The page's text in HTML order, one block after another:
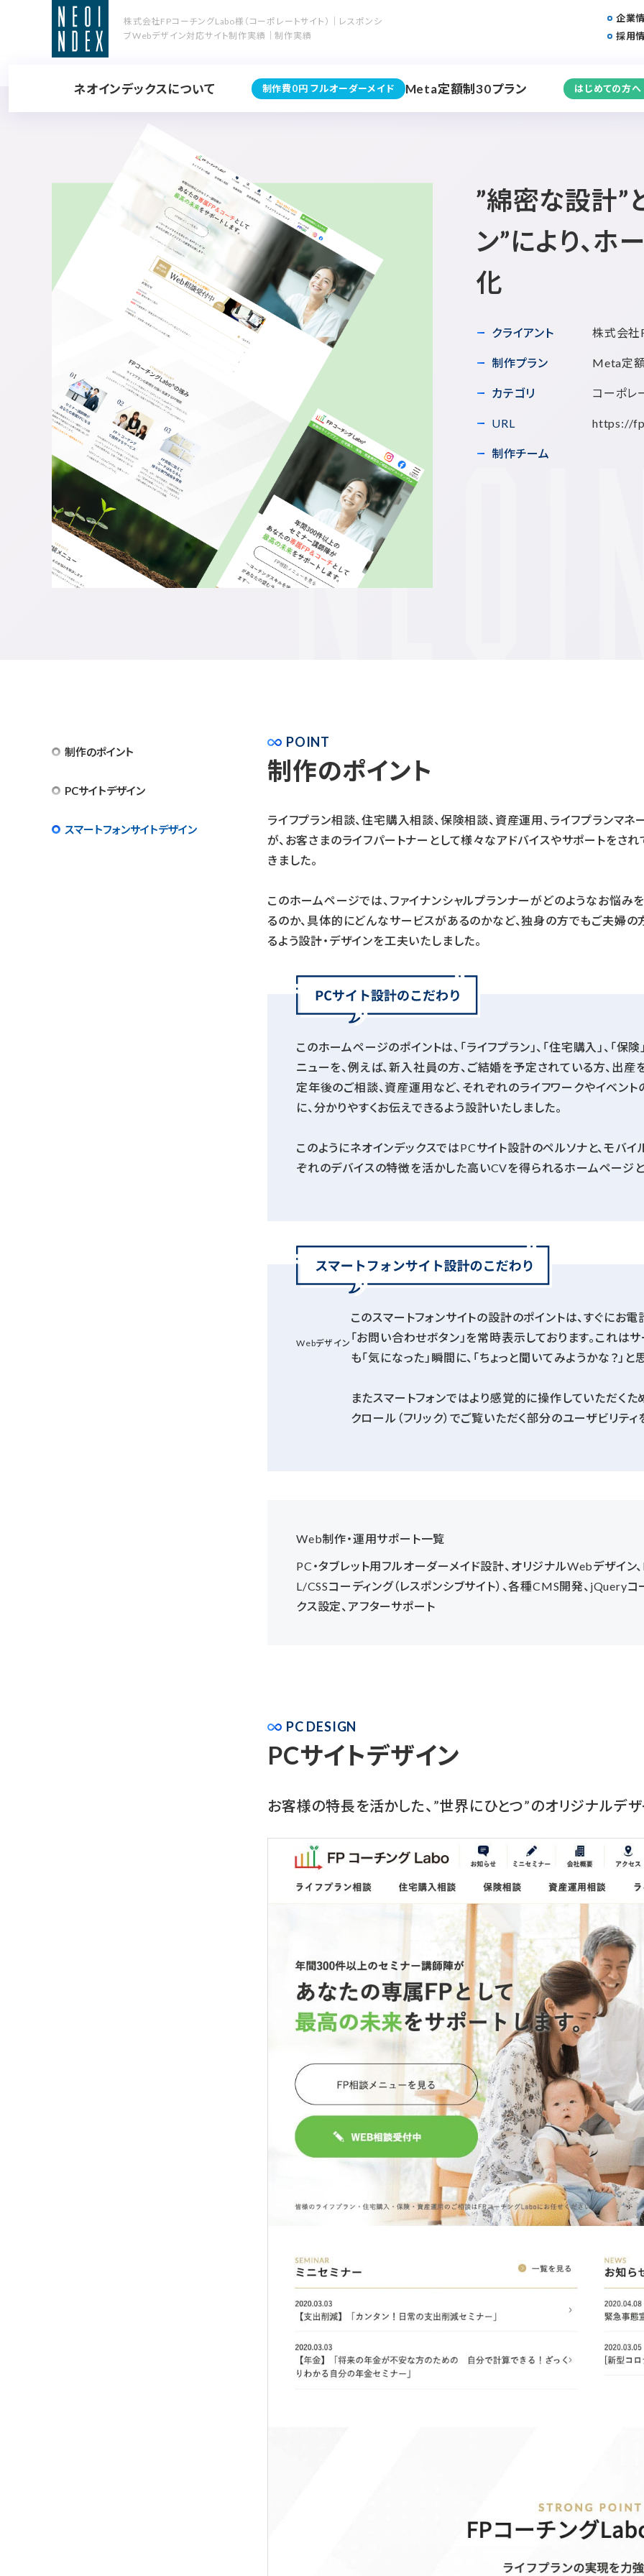
企業
採用
ネオインデックスについて 制作費0円 フルオーダーメイド Meta定額制30プラン はじめての方へ
株式会社FPコーチングLabo様（コーポレートサイト）｜レスポンシ
ブWebデザイン対応サイト制作実績｜制作実績
”綿密な設計”
ン”により、
化
クライアント 株式会社
制作プラン Meta定
カテゴリ コーポレ
URL https://
制作チーム
制作のポイント
PCサイトデザイン
スマートフォンサイトデザイン
POINT
制作のポイント
ライフプラン相談、住宅購入相談、保険相談、資産運用、ライフプランマ
が、お客さまのライフパートナーとして様々なアドバイスやサポートをさ
きました。
このホームページでは、ファイナンシャルプランナーがどのようなお悩み
るのか、具体的にどんなサービスがあるのかなど、独身の方でもご夫婦
るよう設計・デザインを工夫いたしました。
このホームページのポイントは、「ライフプラン」、「住宅購入」、「保
ニューを、例えば、新入社員の方、ご結婚を予定されている方、出
定年後のご相談、資産運用など、それぞれのライフワークやイベン
に、分かりやすくお伝えできるよう設計いたしました。
このようにネオインデックスではPCサイト設計のペルソナと、モバ
ぞれのデバイスの特徴を活かした高いCVを得られるホームページと
Webデザイン
このスマートフォンサイトの設計のポイントは、すぐにお
「お問い合わせボタン」を常時表示しております。これ
も「気になった」瞬間に、「ちょっと聞いてみようかな？」
またスマートフォンではより感覚的に操作していただく
クロール（フリック）でご覧いただく部分のユーザビリテ
Web制作・運用サポート一覧
PC・タブレット用フルオーダーメイド設計、オリジナルWebデザイ
L/CSSコーディング（レスポンシブサイト）、各種CMS開発、jQuery
クス設定、アフターサポート
PC DESIGN
PCサイトデザイン
お客様の特長を活かした、”世界にひとつ”のオリジナルデ